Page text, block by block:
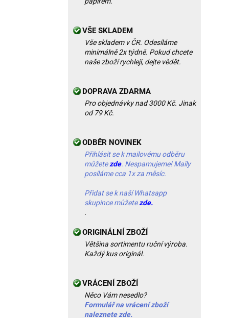
VŠE SKLADEM
Vše skladem v ČR. Odesíláme
minimálně 2x týdně. Pokud chcete
naše zboží rychleji, dejte vědět.
DOPRAVA ZDARMA
Pro objednávky nad 3000 Kč. Jinak
od 79 Kč.
ODBĚR NOVINEK
Přihlásit se k mailovému odběru
můžetezde. Nespamujeme! Maily
posíláme cca 1x za měsíc.
Přidat se k naší Whatsapp
skupince můžetezde.
.
ORIGINÁLNÍ ZBOŽÍ
Většina sortimentu ruční výroba.
Každý kus originál.
VRÁCENÍ ZBOŽÍ
Něco Vám nesedlo?
Formulář na vrácení zboží
naleznete zde.